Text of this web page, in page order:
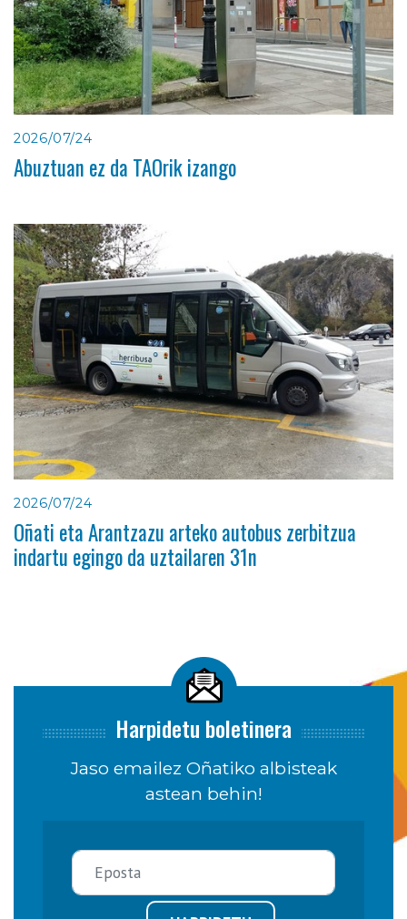
2026/07/24
Abuztuan ez da TAOrik izango
2026/07/24
Oñati eta Arantzazu arteko autobus zerbitzua
indartu egingo da uztailaren 31n
Harpidetu boletinera
Jaso emailez Oñatiko albisteak
astean behin!